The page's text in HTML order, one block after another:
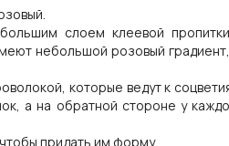
слоем клеевой
небольшой розовый
которые ведут к
а на обратной стороне у
придать им форму.